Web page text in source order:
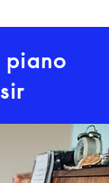
piano